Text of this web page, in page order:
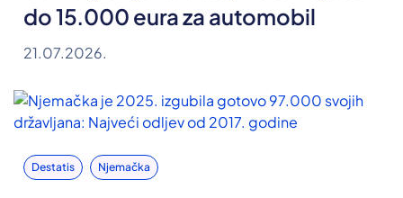
do 15.000 eura za automobil
21.07.2026.
Destatis Njemačka